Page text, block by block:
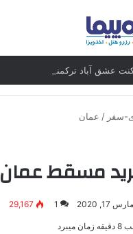
عشق آباد ترکمنستان
سفر / عمان
مسقط عمان
مارس 17, 2020 1
29,167